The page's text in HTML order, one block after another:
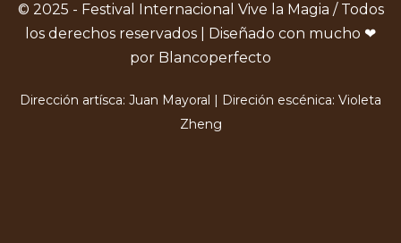
© 2025 - Festival Internacional Vive la Magia / Todos
los derechos reservados | Diseñado con mucho ❤
por Blancoperfecto
Dirección artísca: Juan Mayoral | Direción escénica: Violeta
Zheng